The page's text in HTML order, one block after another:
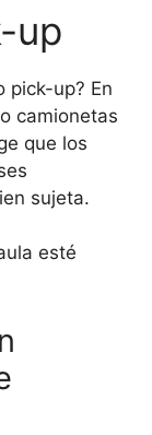
up
pick-up? En
camionetas
que los
sujeta.
esté